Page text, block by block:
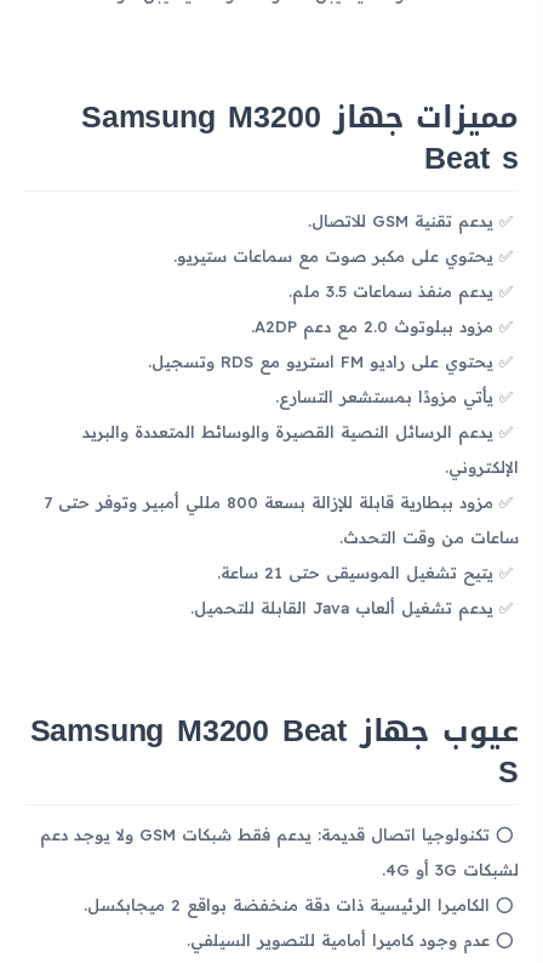
مميزات جهاز Samsung M3200
Beat s
يدعم تقنية GSM للاتصال.
يحتوي على مكبر صوت مع سماعات ستيريو.
يدعم منفذ سماعات 3.5 ملم.
مزود ببلوتوث 2.0 مع دعم A2DP.
يحتوي على راديو FM استريو مع RDS وتسجيل.
يأتي مزودًا بمستشعر التسارع.
يدعم الرسائل النصية القصيرة والوسائط المتعددة والبريد
الإلكتروني.
مزود ببطارية قابلة للإزالة بسعة 800 مللي أمبير وتوفر حتى 7
ساعات من وقت التحدث.
يتيح تشغيل الموسيقى حتى 21 ساعة.
يدعم تشغيل ألعاب Java القابلة للتحميل.
عيوب جهاز Samsung M3200 Beat
S
تكنولوجيا اتصال قديمة: يدعم فقط شبكات GSM ولا يوجد دعم
لشبكات 3G أو 4G.
الكاميرا الرئيسية ذات دقة منخفضة بواقع 2 ميجابكسل.
عدم وجود كاميرا أمامية للتصوير السيلفي.